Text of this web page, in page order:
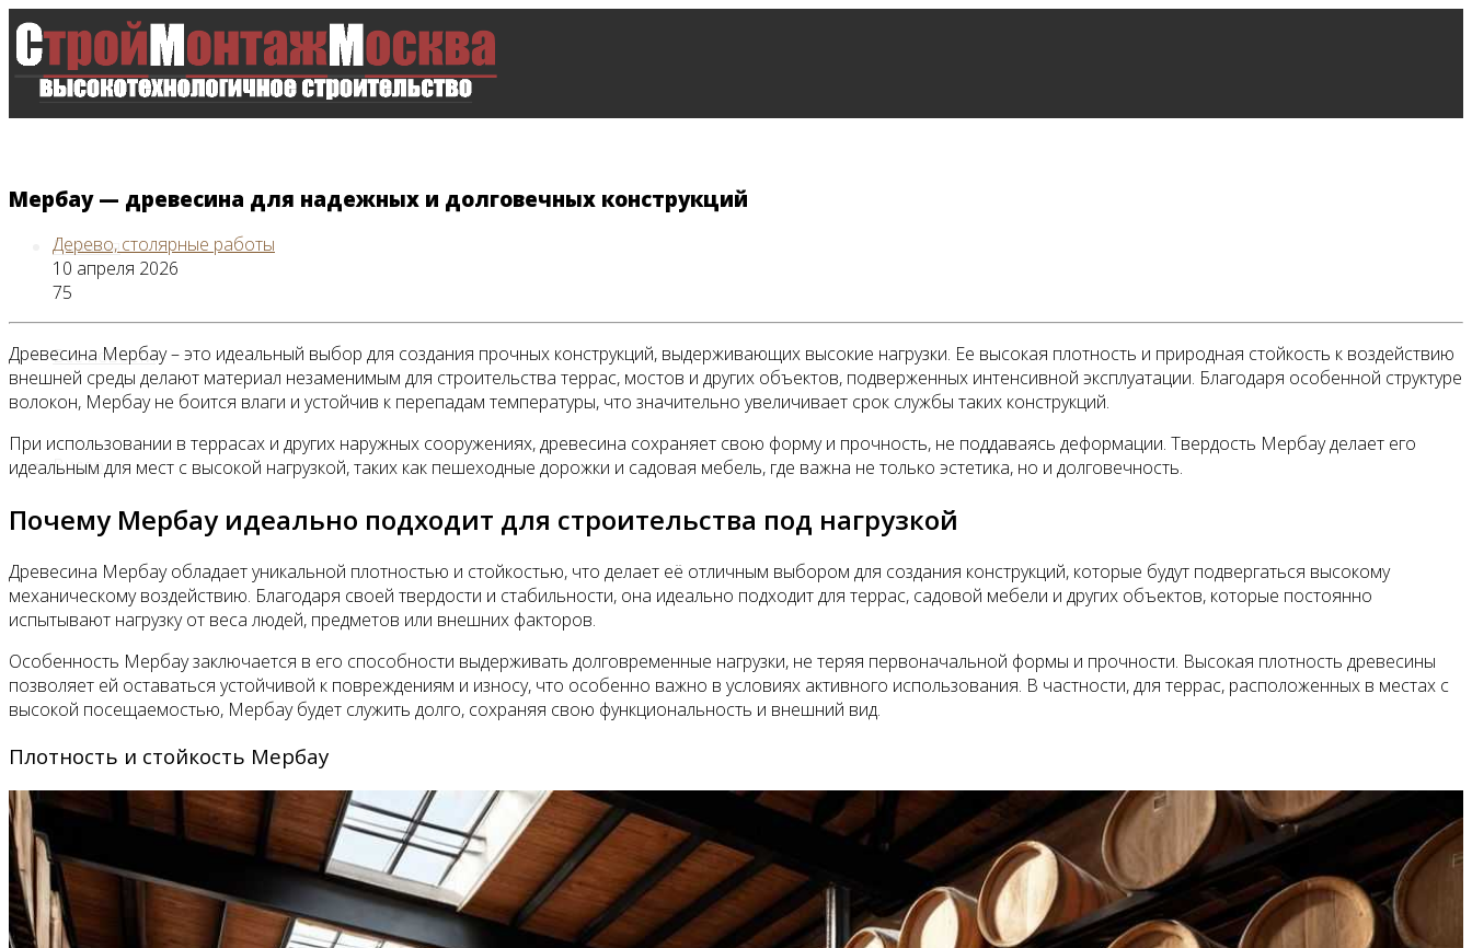
Главная
Все новости
Видео
Мербау — древесина для надежных и долговечных конструкций
Дерево, столярные работы
10 апреля 2026
75
Древесина Мербау – это идеальный выбор для создания прочных конструкций, выдерживающих высокие нагрузки. Ее высокая плотность и природная стойкость к воздействию
внешней среды делают материал незаменимым для строительства террас, мостов и других объектов, подверженных интенсивной эксплуатации. Благодаря особенной структуре
волокон, Мербау не боится влаги и устойчив к перепадам температуры, что значительно увеличивает срок службы таких конструкций.
При использовании в террасах и других наружных сооружениях, древесина сохраняет свою форму и прочность, не поддаваясь деформации. Твердость Мербау делает его
идеальным для мест с высокой нагрузкой, таких как пешеходные дорожки и садовая мебель, где важна не только эстетика, но и долговечность.
Почему Мербау идеально подходит для строительства под нагрузкой
Древесина Мербау обладает уникальной плотностью и стойкостью, что делает её отличным выбором для создания конструкций, которые будут подвергаться высокому
механическому воздействию. Благодаря своей твердости и стабильности, она идеально подходит для террас, садовой мебели и других объектов, которые постоянно
испытывают нагрузку от веса людей, предметов или внешних факторов.
Особенность Мербау заключается в его способности выдерживать долговременные нагрузки, не теряя первоначальной формы и прочности. Высокая плотность древесины
позволяет ей оставаться устойчивой к повреждениям и износу, что особенно важно в условиях активного использования. В частности, для террас, расположенных в местах с
высокой посещаемостью, Мербау будет служить долго, сохраняя свою функциональность и внешний вид.
Плотность и стойкость Мербау